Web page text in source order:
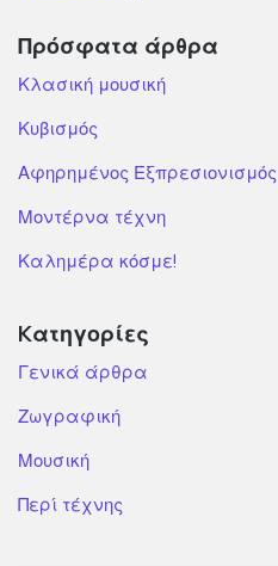
Πρόσφατα άρθρα
Κλασική μουσική
Κυβισμός
Αφηρημένος Εξπρεσιονισμός
Μοντέρνα τέχνη
Καλημέρα κόσμε!
Kατηγορίες
Γενικά άρθρα
Ζωγραφική
Μουσική
Περί τέχνης